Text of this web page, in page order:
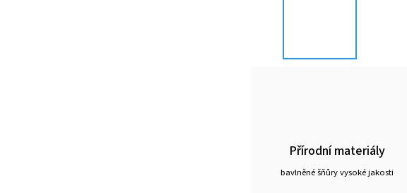
Přírodní materiály
bavlněné šňůry vysoké jakosti